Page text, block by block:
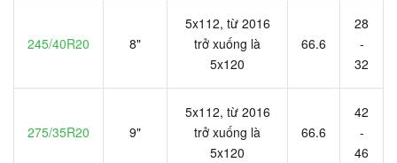
245/40R20 8"
5x112, từ 2016
trở xuống là
5x120
66.6
28
-
32
275/35R20 9"
5x112, từ 2016
trở xuống là
5x120
66.6
42
-
46